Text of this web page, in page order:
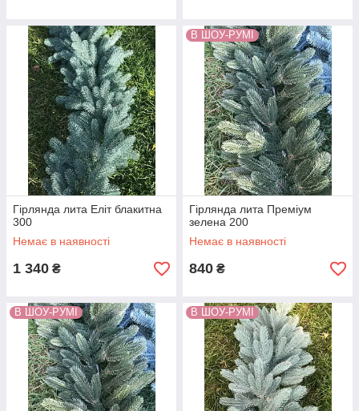
Гірлянда лита Еліт блакитна
300
Немає в наявності
1 340 ₴
В ШОУ-РУМІ
Гірлянда лита Преміум
зелена 200
Немає в наявності
840 ₴
В ШОУ-РУМІ В ШОУ-РУМІ